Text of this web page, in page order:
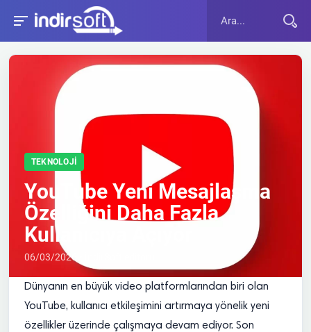
TEKNOLOJI
YouTube Yeni Mesajlaşma
Özelliğini Daha Fazla
Kullanıcıya Açıyor
06/03/2026 • İndirSoft editörü
Dünyanın en büyük video platformlarından biri olan
YouTube, kullanıcı etkileşimini artırmaya yönelik yeni
özellikler üzerinde çalışmaya devam ediyor. Son